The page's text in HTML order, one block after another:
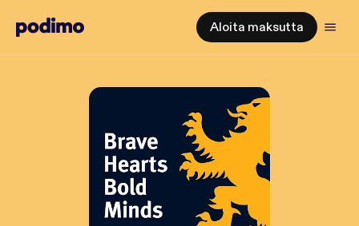
Aloita maksutta